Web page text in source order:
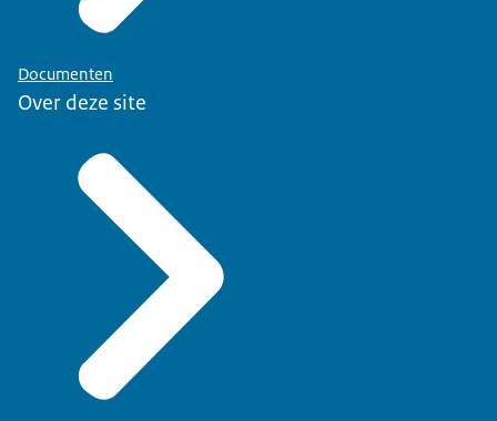
Documenten
Over deze site